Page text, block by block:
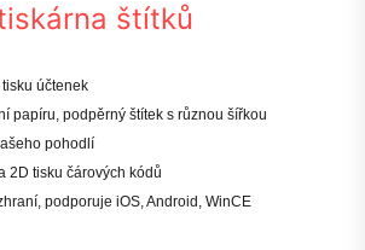
štítků
účtenek
papíru, podpěrný štítek s různou šířkou
pohodlí
2D tisku čárových kódů
podporuje iOS, Android, WinCE